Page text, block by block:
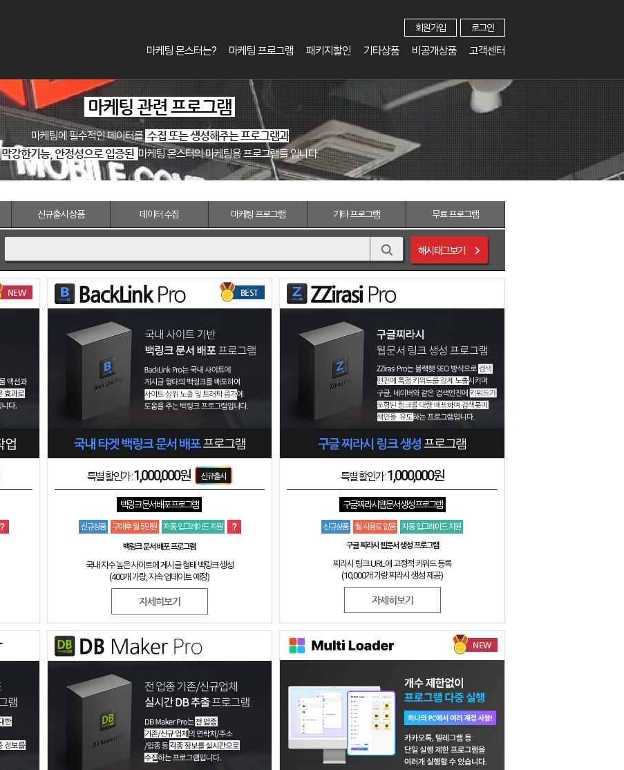
로그인
회원가입
마케팅 몬스터는? 마케팅 프로그램 패키지할인 기타상품 비공개상품 고객센터
마케팅 관련 프로그램
마케팅에 필수적인 데이터를수집 또는 생성해주는 프로그램과
막강한기능, 안정성으로 입증된 마케팅 몬스터의 마케팅용 프로그램들 입니다.
신규출시 상품 데이터 수집 마케팅 프로그램 기타프로그램 무료프로그램
해시태그보기
NEW BEST
특별 할인가 :1,000,000원
백링크 문서 배포 프로그램
신규상품 구매후 월 5만원 자동 업그레이드 지원
백링크 문서 배포 프로그램
국내 지수 높은 사이트에 게시글 형태 백링크 생성
(400개 가량, 지속 업데이트 예정)
자세히보기
특별 할인가 :1,000,000원
구글 찌라시 웹문서 생성 프로그램
신규상품 월 사용료 없음
자동 업그레이드 지원
구글 찌라시 웹문서 생성 프로그램
찌라시 링크 URL에 고정적 키워드 등록
(10,000개 가량 찌라시 생성 제공)
자세히보기
NEW